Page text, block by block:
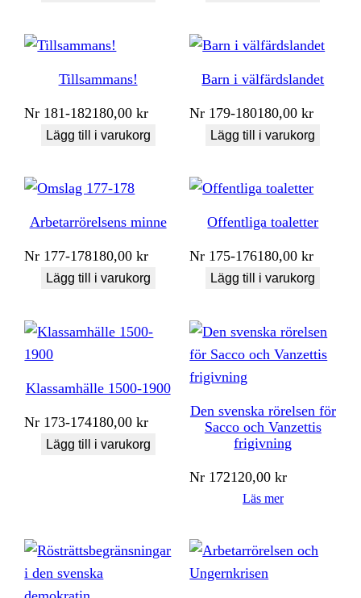
Tillsammans!
Nr 181-182180,00kr
Lägg till i varukorg
Barn i välfärdslandet
Nr 179-180180,00kr
Lägg till i varukorg
Arbetarrörelsens minne
Nr 177-178180,00kr
Lägg till i varukorg
Offentliga toaletter
Nr 175-176180,00kr
Lägg till i varukorg
Klassamhälle 1500-1900
Nr 173-174180,00kr
Lägg till i varukorg
Den svenska rörelsen för
Sacco och Vanzettis
frigivning
Nr 172120,00kr
Läs mer